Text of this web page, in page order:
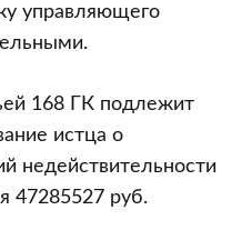
управляющего
168 ГК подлежит
истца о
недействительности
47285527 руб.